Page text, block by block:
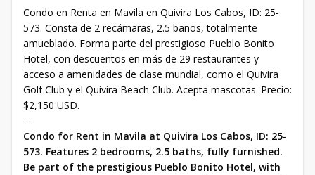
Condo en Renta en Mavila en Quivira Los Cabos, ID: 25-
573. Consta de 2 recámaras, 2.5 baños, totalmente
amueblado. Forma parte del prestigioso Pueblo Bonito
Hotel, con descuentos en más de 29 restaurantes y
acceso a amenidades de clase mundial, como el Quivira
Golf Club y el Quivira Beach Club. Acepta mascotas. Precio:
$2,150 USD.
––
Condo for Rent in Mavila at Quivira Los Cabos, ID: 25-
573. Features 2 bedrooms, 2.5 baths, fully furnished.
Be part of the prestigious Pueblo Bonito Hotel, with